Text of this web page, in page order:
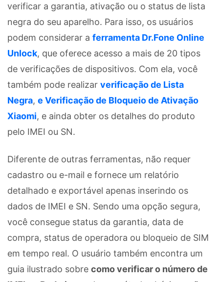
verificar a garantia, ativação ou o status de lista
negra do seu aparelho. Para isso, os usuários
podem considerar a ferramenta Dr.Fone Online
Unlock, que oferece acesso a mais de 20 tipos
de verificações de dispositivos. Com ela, você
também pode realizar verificação de Lista
Negra, e Verificação de Bloqueio de Ativação
Xiaomi, e ainda obter os detalhes do produto
pelo IMEI ou SN.
Diferente de outras ferramentas, não requer
cadastro ou e-mail e fornece um relatório
detalhado e exportável apenas inserindo os
dados de IMEI e SN. Sendo uma opção segura,
você consegue status da garantia, data de
compra, status de operadora ou bloqueio de SIM
em tempo real. O usuário também encontra um
guia ilustrado sobre como verificar o número de